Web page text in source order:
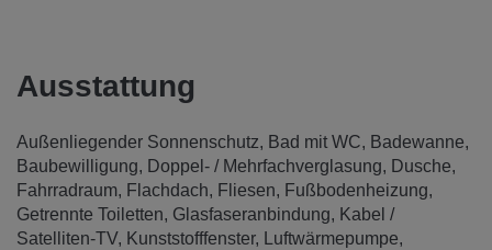
Ausstattung
Außenliegender Sonnenschutz Bad mit WC
Badewanne
Baubewilligung
Doppel- / Mehrfachverglasung
Dusche
Fahrradraum
Flachdach Fliesen
Fußbodenheizung
Getrennte Toiletten Glasfaseranbindung
Kabel /
Satelliten-TV
Kunststofffenster
Luftwärmepumpe